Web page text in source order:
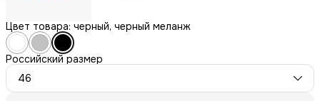
Цвет товара: черный, черный меланж
Российский размер
46